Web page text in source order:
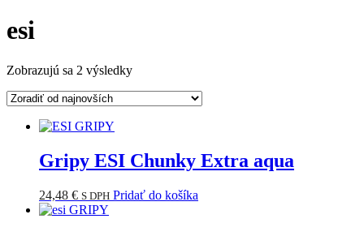
esi
Zobrazujú sa 2 výsledkyZoradené
Gripy ESI Chunky Extra aqua
24,48 € S DPH Pridať do košíka